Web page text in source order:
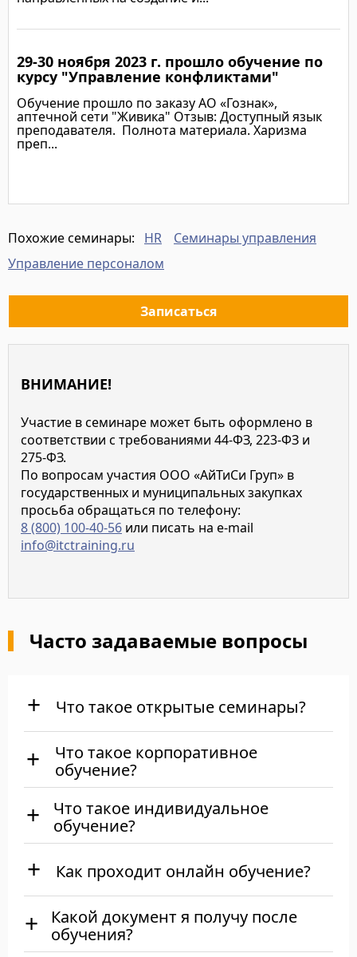
Подробнее
29-30 ноября 2023 г. прошло обучение по
курсу "Управление конфликтами"
Обучение прошло по заказу АО «Гознак»,
аптечной сети "Живика" Отзыв: Доступный язык
преподавателя. Полнота материала. Харизма
преп...
Похожие семинары: HR
Семинары управления
Управление персоналом
Записаться
ВНИМАНИЕ!
Участие в семинаре может быть оформлено в
соответствии с требованиями 44-ФЗ, 223-ФЗ и
275-ФЗ.
По вопросам участия ООО «АйТиСи Груп» в
государственных и муниципальных закупках
просьба обращаться по телефону:
8 (800) 100-40-56 или писать на e-mail
info@itctraining.ru
Часто задаваемые вопросы
Что такое открытые семинары?
Что такое корпоративное
обучение?
Что такое индивидуальное
обучение?
Как проходит онлайн обучение?
Какой документ я получу после
обучения?